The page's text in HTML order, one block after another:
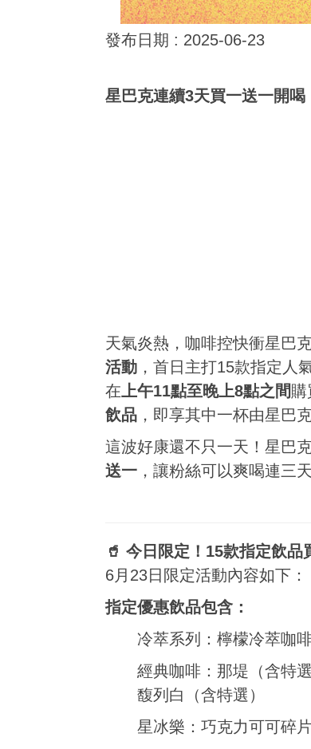
發布日期 : 2025-06-23
星巴克連續3天買一送一開
天氣炎熱，咖啡控快衝星巴克
活動 ，首日主打15款指定人
在上午11點至晚上8點之間購
飲品 ，即享其中一杯由星巴
這波好康還不只一天！星巴
送一 ，讓粉絲可以爽喝連三
🥤 今日限定！15款指定飲品
6月23日限定活動內容如下：
指定優惠飲品包含：
冷萃系列：檸檬冷萃咖
經典咖啡：那堤（含特
馥列白（含特選）
星冰樂：巧克力可可碎